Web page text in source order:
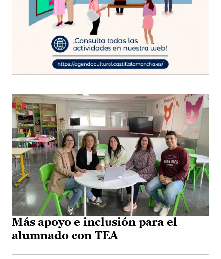
Más apoyo e inclusión para el
alumnado con TEA